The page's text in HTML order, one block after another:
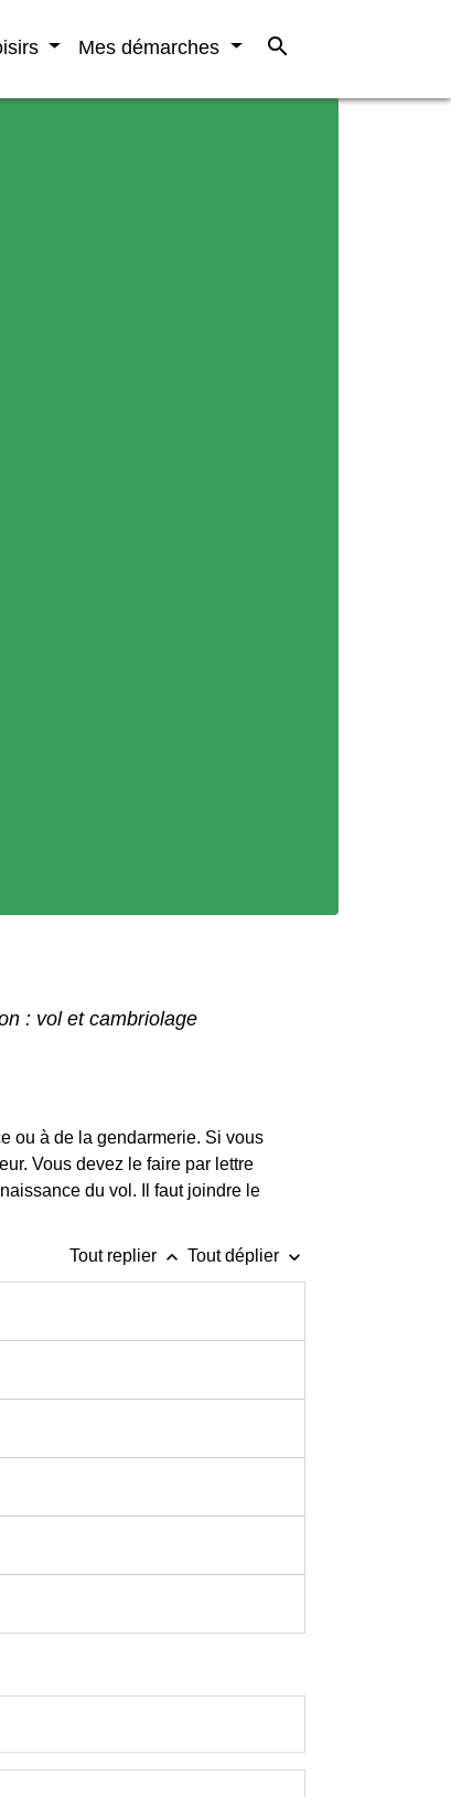
Mes démarches search
: vol et cambriolage
ou à de la gendarmerie. Si vous
Vous devez le faire par lettre
du vol. Il faut joindre le
Tout replier keyboard_arrow_up Tout déplier keyboard_arrow_down